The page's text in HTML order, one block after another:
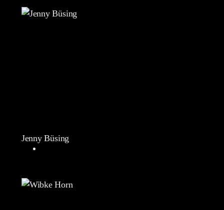
Jenny Büsing